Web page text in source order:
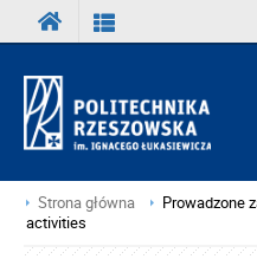
Strona główna
Prowadzone
activities